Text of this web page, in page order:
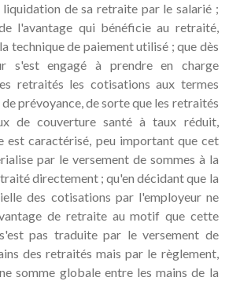
de sa retraite par le salarié ;
l'avantage qui bénéficie au retraité,
technique de paiement utilisé ; que dès
s'est engagé à prendre en charge
retraités les cotisations aux termes
prévoyance, de sorte que les retraités
de couverture santé à taux réduit,
est caractérisé, peu important que cet
par le versement de sommes à la
directement ; qu'en décidant que la
des cotisations par l'employeur ne
de retraite au motif que cette
pas traduite par le versement de
des retraités mais par le règlement,
somme globale entre les mains de la